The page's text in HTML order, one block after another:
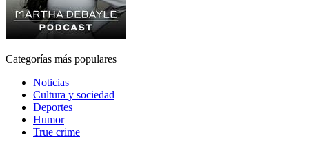
Categorías más populares
Noticias
Cultura y sociedad
Deportes
Humor
True crime